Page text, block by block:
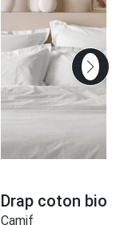
Drap coton bio
Camif